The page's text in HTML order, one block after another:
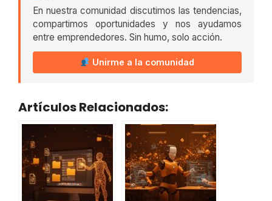
En nuestra comunidad discutimos las tendencias,
compartimos oportunidades y nos ayudamos
entre emprendedores. Sin humo, solo acción.
Unirme a la comunidad
Artículos Relacionados: